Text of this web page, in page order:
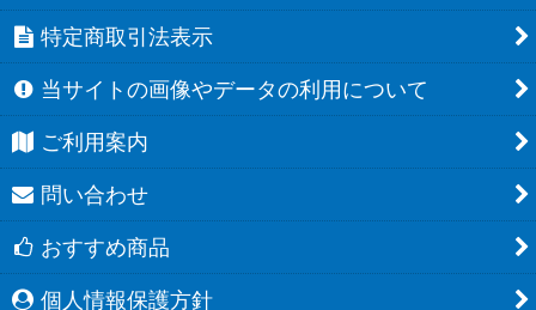
特定商取引法表示
当サイトの画像やデータの利用について
ご利用案内
問い合わせ
おすすめ商品
個人情報保護方針